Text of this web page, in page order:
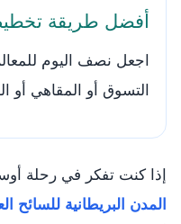
أفضل طريقة
اجعل نصف اليوم
التسوق أو المقاهي أو
إذا كنت تفكر في رحلة
المدن البريطانية للسائح